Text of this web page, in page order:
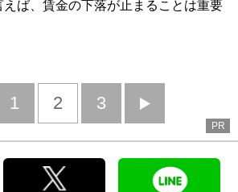
ば、賃金の下落が止まることは重要
前
1 2 3
へ
PR